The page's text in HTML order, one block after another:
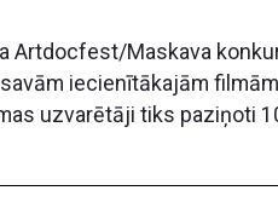
Artdocfest/Maskava
iecienītākajām
uzvarētāji tiks paziņoti